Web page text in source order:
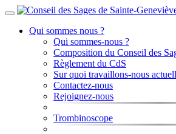
Qui sommes nous ?
Qui sommes-nous ?
Composition du Conseil des
Règlement du CdS
Sur quoi travaillons-nous
Contactez-nous
Rejoignez-nous
Trombinoscope